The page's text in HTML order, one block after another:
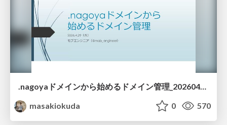
.nagoyaドメインから始めるドメイン管理_20260429
masakiokuda
0 570